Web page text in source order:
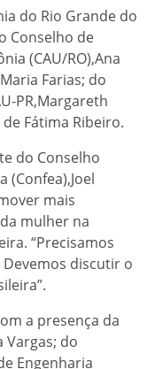
do Rio Grande do
Conselho de
(CAU/RO),Ana
Farias; do
PR,Margareth
Fátima Ribeiro.
do Conselho
(Confea),Joel
mais
mulher na
“Precisamos
discutir o
a presença da
Vargas; do
Engenharia